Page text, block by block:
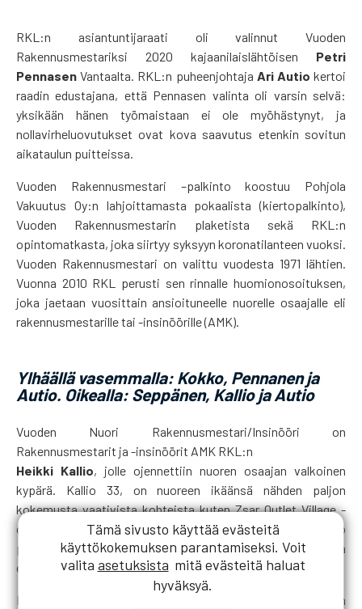
RKL:n asiantuntijaraati oli valinnut Vuoden
Rakennusmestariksi 2020 kajaanilaislähtöisen Petri
Pennasen Vantaalta. RKL:n puheenjohtaja Ari Autio kertoi
raadin edustajana, että Pennasen valinta oli varsin selvä:
yksikään hänen työmaistaan ei ole myöhästynyt, ja
nollavirheluovutukset ovat kova saavutus etenkin sovitun
aikataulun puitteissa.
Vuoden Rakennusmestari –palkinto koostuu Pohjola
Vakuutus Oy:n lahjoittamasta pokaalista (kiertopalkinto),
Vuoden Rakennusmestarin plaketista sekä RKL:n
opintomatkasta, joka siirtyy syksyyn koronatilanteen vuoksi.
Vuoden Rakennusmestari on valittu vuodesta 1971 lähtien.
Vuonna 2010 RKL perusti sen rinnalle huomionosoituksen,
joka jaetaan vuosittain ansioituneelle nuorelle osaajalle eli
rakennusmestarille tai -insinöörille (AMK).
Ylhäällä vasemmalla: Kokko, Pennanen ja
Autio. Oikealla: Seppänen, Kallio ja Autio
Vuoden Nuori Rakennusmestari/Insinööri on
Rakennusmestarit ja -insinöörit AMK RKL:n
Heikki Kallio, jolle ojennettiin nuoren osaajan valkoinen
kypärä. Kallio 33, on nuoreen ikäänsä nähden paljon
kokemusta vaativista kohteista kuten Zsar Outlet Village -
ostoskylä, ja hän toimii myös sivutoimisena yrittäjänä. Kallio
pitää vaimoineen remonttiblogia ”Lasitehtaan Jalokivi” ja
ehtii myös pyörittää Haminan yhdistyksen sihteeritehtäviä.
Palkintostipendin nuorelle lahjoitti Rakennusmestarien
Tämä sivusto käyttää evästeitä
käyttökokemuksen parantamiseksi. Voit
valita asetuksista mitä evästeitä haluat
hyväksyä.